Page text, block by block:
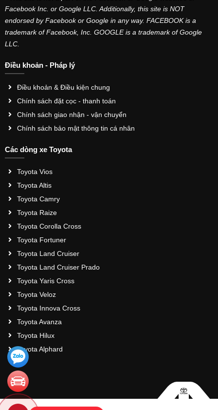
Facebook Inc. or Google LLC. Additionally, this site is NOT
endorsed by Facebook or Google in any way. FACEBOOK is a
trademark of Facebook, Inc. GOOGLE is a trademark of Google
LLC.
Điều khoản - Pháp lý
Điều khoản & Điều kiện chung
Chính sách đặt cọc - thanh toán
Chính sách giao nhận - vận chuyển
Chính sách bảo mật thông tin cá nhân
Các dòng xe Toyota
Toyota Vios
Toyota Altis
Toyota Camry
Toyota Raize
Toyota Corolla Cross
Toyota Fortuner
Toyota Land Cruiser
Toyota Land Cruiser Prado
Toyota Yaris Cross
Toyota Veloz
Toyota Innova Cross
Toyota Avanza
Toyota Hilux
Toyota Alphard